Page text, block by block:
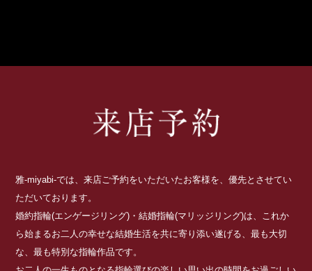
雅-miyabi-では、来店ご予約をいただいたお客様を、優先とさせてい
ただいております。
婚約指輪(エンゲージリング)・結婚指輪(マリッジリング)は、これか
ら始まるお二人の幸せな結婚生活を共に寄り添い遂げる、最も大切
な、最も特別な指輪作品です。